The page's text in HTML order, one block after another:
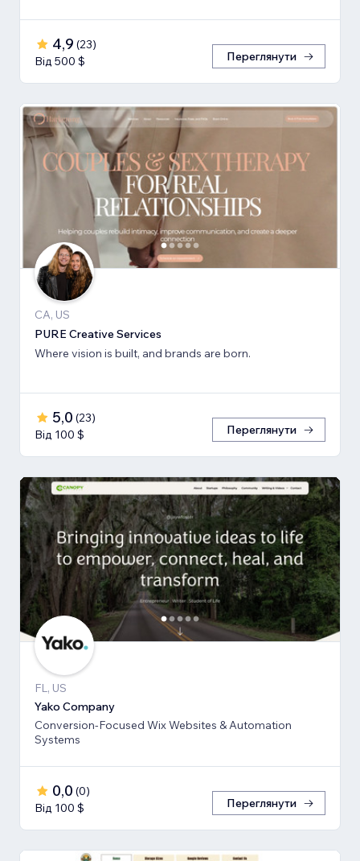
4,9 (23)
Від 500 $
Переглянути
CA, US
PURE Creative Services
Where vision is built, and brands are born.
5,0 (23)
Від 100 $
Переглянути
FL, US
Yako Company
Conversion-Focused Wix Websites & Automation
Systems
0,0 (0)
Від 100 $
Переглянути